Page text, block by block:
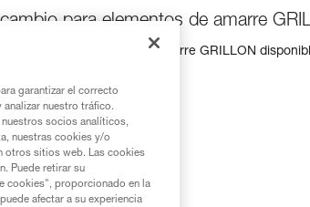
para elementos de amarre
para los elementos de amarre GRILLON
de venta
garantizar el correcto
nuestro tráfico.
socios analíticos,
nuestras cookies y/o
otros sitios web. Las cookies
Puede retirar su
cookies", proporcionado en la
afectar a su experiencia